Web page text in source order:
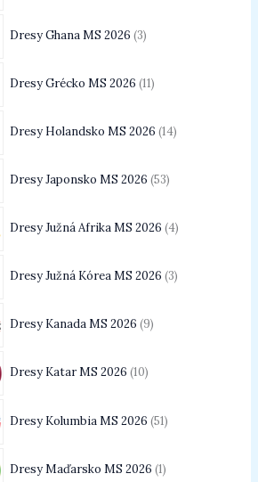
Dresy Ghana MS 2026 3
Dresy Grécko MS 2026 11
Dresy Holandsko MS 2026 14
Dresy Japonsko MS 2026 53
Dresy Južná Afrika MS 2026 4
Dresy Južná Kórea MS 2026 3
Dresy Kanada MS 2026 9
Dresy Katar MS 2026 10
Dresy Kolumbia MS 2026 51
Dresy Maďarsko MS 2026 1